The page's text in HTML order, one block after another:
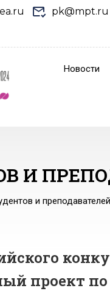
pk@mpt.ru
Новости
И
и преподавателей
проект